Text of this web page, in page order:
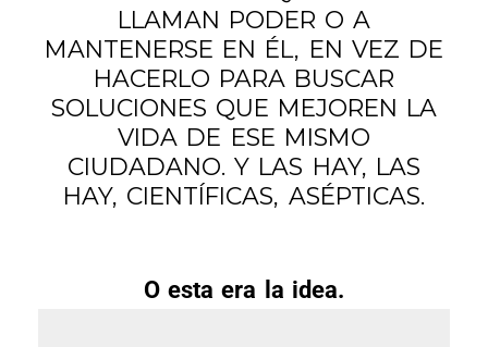
LLAMAN PODER O A
MANTENERSE EN ÉL, EN VEZ DE
HACERLO PARA BUSCAR
SOLUCIONES QUE MEJOREN LA
VIDA DE ESE MISMO
CIUDADANO. Y LAS HAY, LAS
HAY, CIENTÍFICAS, ASÉPTICAS.
O esta era la idea.